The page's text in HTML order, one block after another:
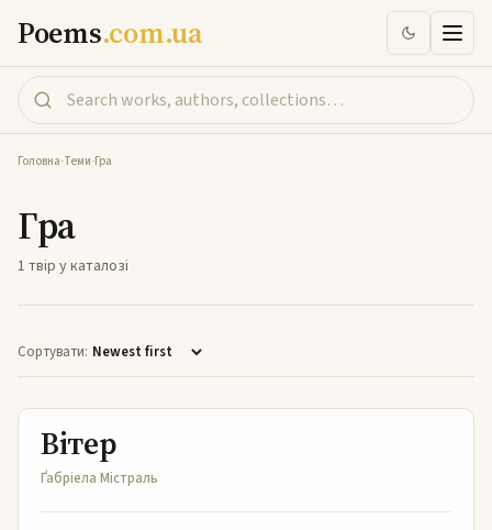
Poems.com.ua
Головна-Теми-Гра
Гра
1 твір у каталозі
Сортувати:
Вітер
Вітер
Ґабріела Містраль